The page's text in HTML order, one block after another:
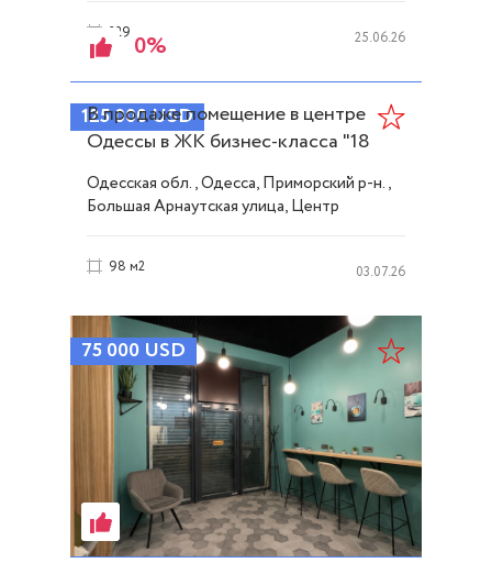
229 сот. 25.06.26
125 000USD
0%
В продаже помещение в центре
Одессы в ЖК бизнес-класса "18
Жемчужина" ID 54232
Одесская обл., Одесса, Приморский р-н.,
Большая Арнаутская улица, Центр
98 м2 03.07.26
75 000 USD